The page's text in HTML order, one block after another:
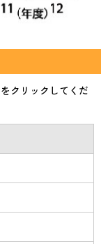
クリックしてくだ